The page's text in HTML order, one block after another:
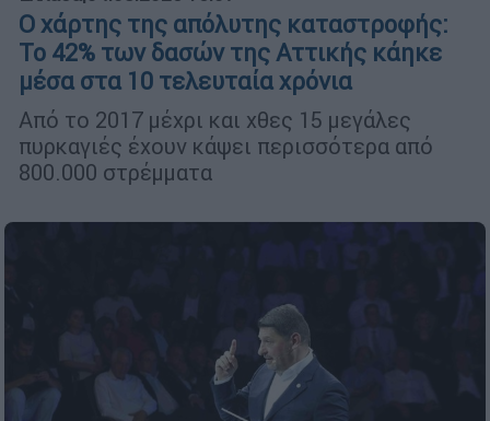
Ο χάρτης της απόλυτης καταστροφής:
Το 42% των δασών της Αττικής κάηκε
μέσα στα 10 τελευταία χρόνια
Από το 2017 μέχρι και χθες 15 μεγάλες
πυρκαγιές έχουν κάψει περισσότερα από
800.000 στρέμματα